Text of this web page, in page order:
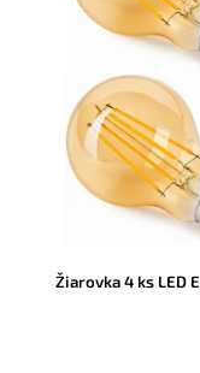
Žiarovka 4 ks LED